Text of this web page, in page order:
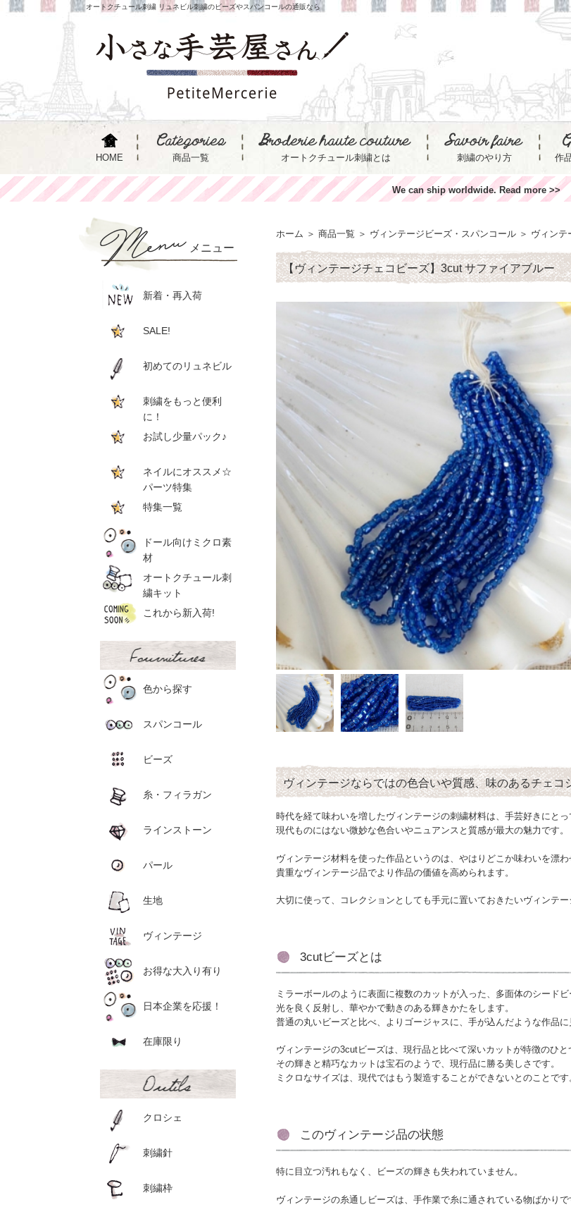
オートクチュール刺繍 リュネビル刺繍のビーズやスパンコールの通販なら
HOME 商品一覧 オートクチュール刺繍とは 刺繍のやり方 作
We can ship worldwide. Read more >>
ホーム ＞ 商品一覧 ＞ ヴィンテージビーズ・スパンコール ＞ ヴィンテ
【ヴィンテージチェコビーズ】3cut サファイアブルー
ヴィンテージならではの色合いや質感、味のあるチェコ
時代を経て味わいを増したヴィンテージの刺繍材料は、手芸好きにとっ
現代ものにはない微妙な色合いやニュアンスと質感が最大の魅力です。
ヴィンテージ材料を使った作品というのは、やはりどこか味わいを漂
貴重なヴィンテージ品でより作品の価値を高められます。
大切に使って、コレクションとしても手元に置いておきたいヴィンテー
3cutビーズとは
ミラーボールのように表面に複数のカットが入った、多面体のシードビ
光を良く反射し、華やかで動きのある輝きかたをします。
普通の丸いビーズと比べ、よりゴージャスに、手が込んだような作品に
ヴィンテージの3cutビーズは、現行品と比べて深いカットが特徴のひと
その輝きと精巧なカットは宝石のようで、現行品に勝る美しさです。
ミクロなサイズは、現代ではもう製造することができないとのことです
このヴィンテージ品の状態
特に目立つ汚れもなく、ビーズの輝きも失われていません。
ヴィンテージの糸通しビーズは、手作業で糸に通されている物ばかりで
メニュー
新着・再入荷
SALE!
初めてのリュネビル
刺繍をもっと便利
に！
お試し少量パック♪
ネイルにオススメ☆
パーツ特集
特集一覧
ドール向けミクロ素
材
オートクチュール刺
繍キット
これから新入荷!
色から探す
スパンコール
ビーズ
糸・フィラガン
ラインストーン
パール
生地
ヴィンテージ
お得な大入り有り
日本企業を応援！
在庫限り
クロシェ
刺繍針
刺繍枠